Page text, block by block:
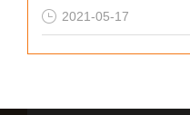
2021-05-17